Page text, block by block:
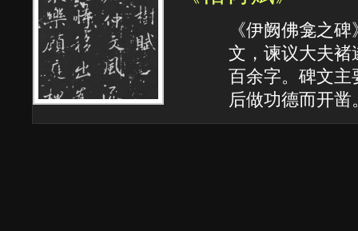
《伊阙佛龛之
文，谏议大夫褚
百余字。碑文主
后做功德而开凿